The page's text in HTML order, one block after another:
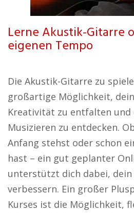
Lerne Akustik-Gitarre
eigenen Tempo
Die Akustik-Gitarre zu
großartige Möglichkeit,
Kreativität zu entfalten und
Musizieren zu entdecken.
Anfang stehst oder schon
hast – ein gut geplanter
unterstützt dich dabei, dein
verbessern. Ein großer
Kurses ist die Möglichkeit,